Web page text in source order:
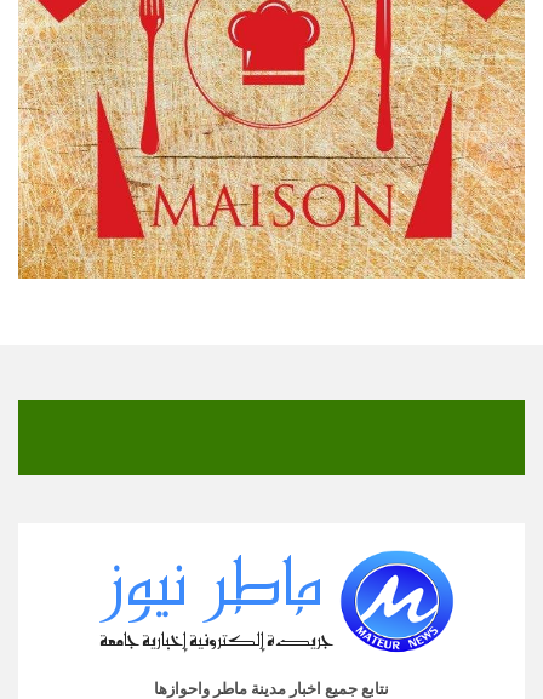
نتابع جميع اخبار مدينة ماطر واحوازها